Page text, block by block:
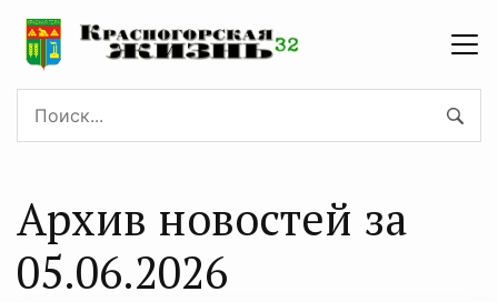
Архив новостей за
05.06.2026